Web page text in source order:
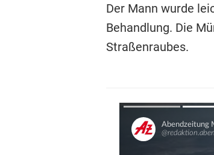
Der Mann wurde
Behandlung. Die
Straßenraubes.